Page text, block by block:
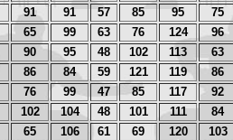
91 91 57 85 95 75
65 99 63 76 124 96
90 95 48 102 113 63
86 84 59 121 119 86
76 99 47 85 117 92
102 104 48 101 111 84
65 106 61 69 120 103